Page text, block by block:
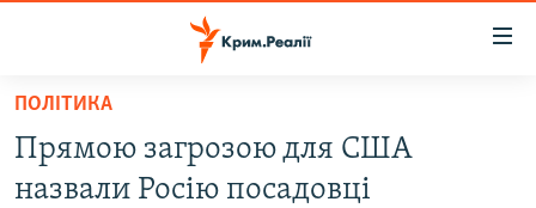
Перейти
основного
матеріалу
ВОДА.КРИМ
ПОЛІТИКА
Прямою загрозою для США
назвали Росію посадовці